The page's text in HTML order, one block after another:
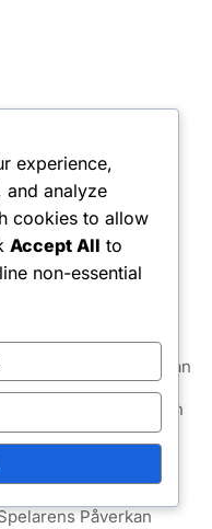
Spelarens Påverkan
Spelarens Påverkan
Fördelar,
Påverkan
experience,
and analyze
cookies to allow
Accept All to
non-essential